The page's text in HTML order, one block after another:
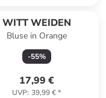
WITT WEIDEN
Bluse in Orange
-55%
17,99 €
UVP: 39,99 €*